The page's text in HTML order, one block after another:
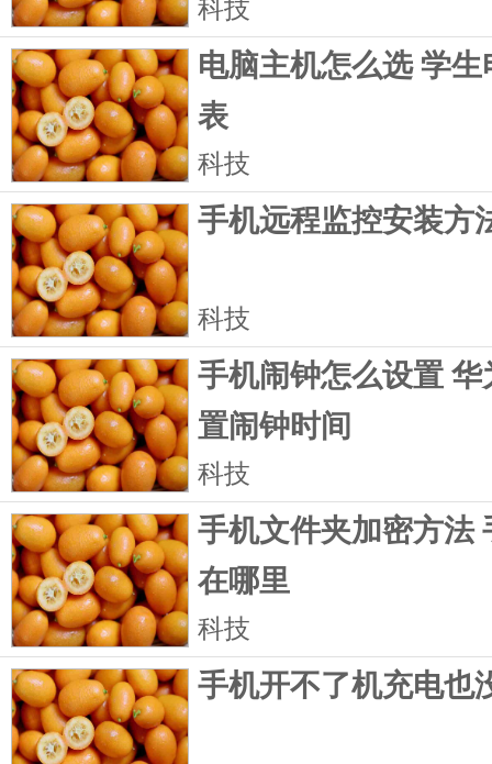
科技
电脑主机怎么选 学
表
科技
手机远程监控安装方
科技
手机闹钟怎么设置
置闹钟时间
科技
手机文件夹加密方法
在哪里
科技
手机开不了机充电也